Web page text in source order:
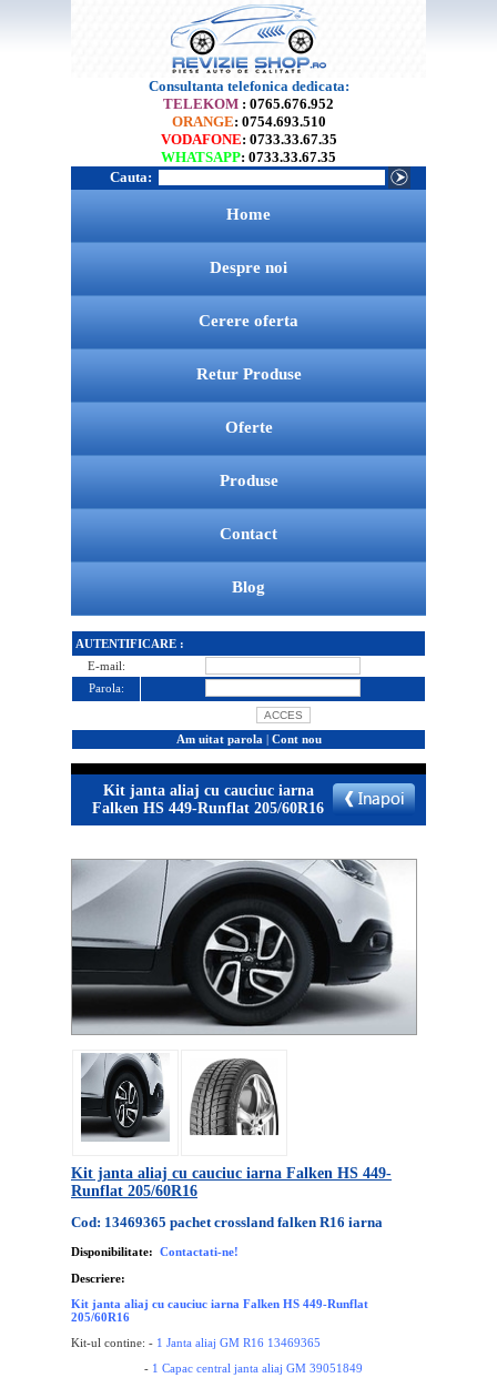
Consultanta telefonica dedicata:
TELEKOM : 0765.676.952
ORANGE: 0754.693.510
VODAFONE: 0733.33.67.35
WHATSAPP: 0733.33.67.35
Cauta:
Home
Despre noi
Cerere oferta
Retur Produse
Oferte
Produse
Contact
Blog
AUTENTIFICARE :
E-mail:
Parola:
Am uitat parola | Cont nou
Kit janta aliaj cu cauciuc iarna
Falken HS 449-Runflat 205/60R16
Kit janta aliaj cu cauciuc iarna Falken HS 449-
Runflat 205/60R16
Cod: 13469365 pachet crossland falken R16 iarna
Disponibilitate: Contactati-ne!
Descriere:
Kit janta aliaj cu cauciuc iarna Falken HS 449-Runflat
205/60R16
Kit-ul contine: - 1 Janta aliaj GM R16 13469365
- 1 Capac central janta aliaj GM 39051849